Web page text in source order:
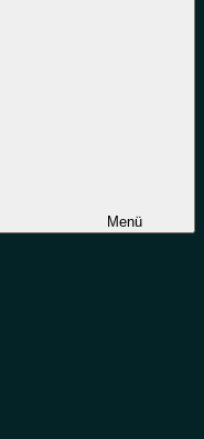
Menü